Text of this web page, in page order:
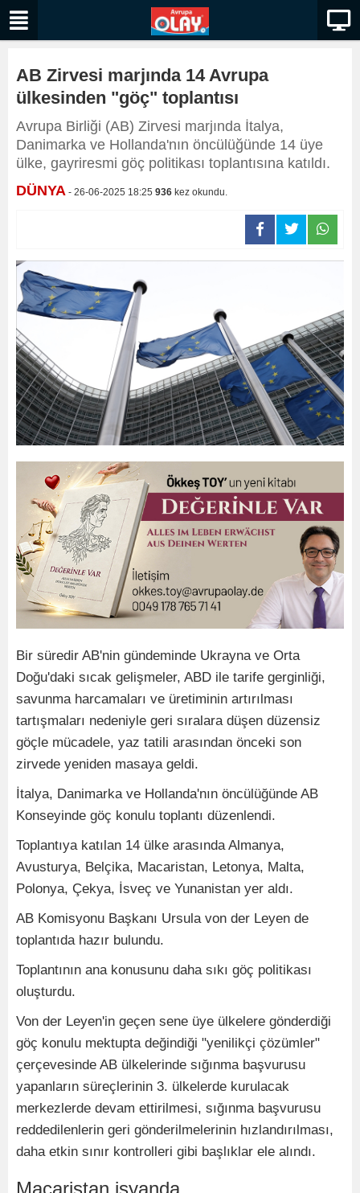
AB Zirvesi marjında 14 Avrupa
ülkesinden "göç" toplantısı
Avrupa Birliği (AB) Zirvesi marjında İtalya,
Danimarka ve Hollanda'nın öncülüğünde 14 üye
ülke, gayriresmi göç politikası toplantısına katıldı.
DÜNYA - 26-06-2025 18:25 936 kez okundu.
Bir süredir AB'nin gündeminde Ukrayna ve Orta
Doğu'daki sıcak gelişmeler, ABD ile tarife gerginliği,
savunma harcamaları ve üretiminin artırılması
tartışmaları nedeniyle geri sıralara düşen düzensiz
göçle mücadele, yaz tatili arasından önceki son
zirvede yeniden masaya geldi.
İtalya, Danimarka ve Hollanda'nın öncülüğünde AB
Konseyinde göç konulu toplantı düzenlendi.
Toplantıya katılan 14 ülke arasında Almanya,
Avusturya, Belçika, Macaristan, Letonya, Malta,
Polonya, Çekya, İsveç ve Yunanistan yer aldı.
AB Komisyonu Başkanı Ursula von der Leyen de
toplantıda hazır bulundu.
Toplantının ana konusunu daha sıkı göç politikası
oluşturdu.
Von der Leyen'in geçen sene üye ülkelere gönderdiği
göç konulu mektupta değindiği "yenilikçi çözümler"
çerçevesinde AB ülkelerinde sığınma başvurusu
yapanların süreçlerinin 3. ülkelerde kurulacak
merkezlerde devam ettirilmesi, sığınma başvurusu
reddedilenlerin geri gönderilmelerinin hızlandırılması,
daha etkin sınır kontrolleri gibi başlıklar ele alındı.
Macaristan isyanda